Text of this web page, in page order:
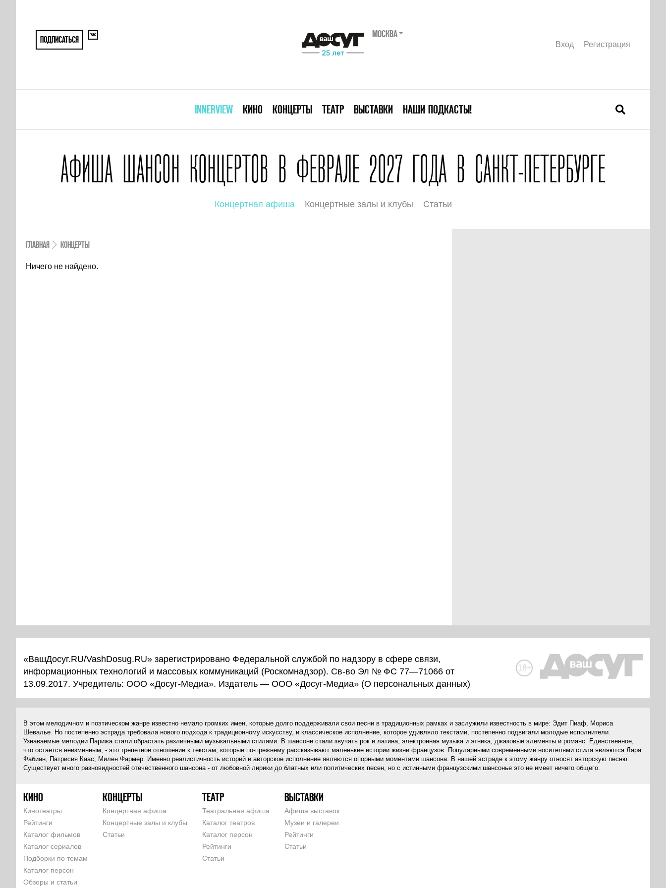
ПОДПИСАТЬСЯ
МОСКВА
Вход Регистрация
INNERVIEW КИНО КОНЦЕРТЫ ТЕАТР ВЫСТАВКИ НАШИ ПОДКАСТЫ!
АФИША ШАНСОН КОНЦЕРТОВ В ФЕВРАЛЕ 2027 ГОДА В САНКТ-ПЕТЕРБУРГЕ
Концертная афиша Концертные залы и клубы Статьи
ГЛАВНАЯ КОНЦЕРТЫ
Ничего не найдено.
«ВашДосуг.RU/VashDosug.RU» зарегистрировано Федеральной службой по надзору в сфере связи,
информационных технологий и массовых коммуникаций (Роскомнадзор). Св-во Эл № ФС 77—71066 от
13.09.2017. Учредитель: ООО «Досуг-Медиа». Издатель — ООО «Досуг-Медиа» (О персональных данных)
18+
В этом мелодичном и поэтическом жанре известно немало громких имен, которые долго поддерживали свои песни в традиционных рамках и заслужили известность в мире: Эдит Пиаф, Мориса
Шевалье. Но постепенно эстрада требовала нового подхода к традиционному искусству, и классическое исполнение, которое удивляло текстами, постепенно подвигали молодые исполнители.
Узнаваемые мелодии Парижа стали обрастать различными музыкальными стилями. В шансоне стали звучать рок и латина, электронная музыка и этника, джазовые элементы и романс. Единственное,
что остается неизменным, - это трепетное отношение к текстам, которые по-прежнему рассказывают маленькие истории жизни французов. Популярными современными носителями стиля являются Лара
Фабиан, Патрисия Каас, Милен Фармер. Именно реалистичность историй и авторское исполнение являются опорными моментами шансона. В нашей эстраде к этому жанру относят авторскую песню.
Существует много разновидностей отечественного шансона - от любовной лирики до блатных или политических песен, но с истинными французскими шансонье это не имеет ничего общего.
КИНО
Кинотеатры
Рейтинги
Каталог фильмов
Каталог сериалов
Подборки по темам
Каталог персон
Обзоры и статьи
КОНЦЕРТЫ
Концертная афиша
Концертные залы и клубы
Статьи
ТЕАТР
Театральная афиша
Каталог театров
Каталог персон
Рейтинги
Статьи
ВЫСТАВКИ
Афиша выставок
Музеи и галереи
Рейтинги
Статьи